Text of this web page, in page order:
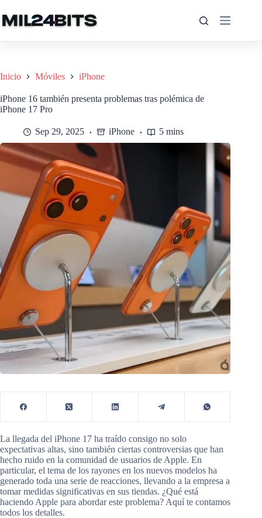
al
contenido
Inicio Móviles iPhone
iPhone 16 también presenta problemas tras polémica de
iPhone 17 Pro
Sep 29, 2025 iPhone 5 mins
La llegada del iPhone 17 ha traído consigo no solo
expectativas altas, sino también ciertas controversias que han
hecho ruido en la comunidad de usuarios de Apple. En
particular, el tema de los rayones en los nuevos modelos ha
generado toda una serie de reacciones, llevando a la empresa a
tomar medidas significativas en sus tiendas. ¿Qué está
haciendo Apple para abordar este problema? Aquí te contamos
todos los detalles.